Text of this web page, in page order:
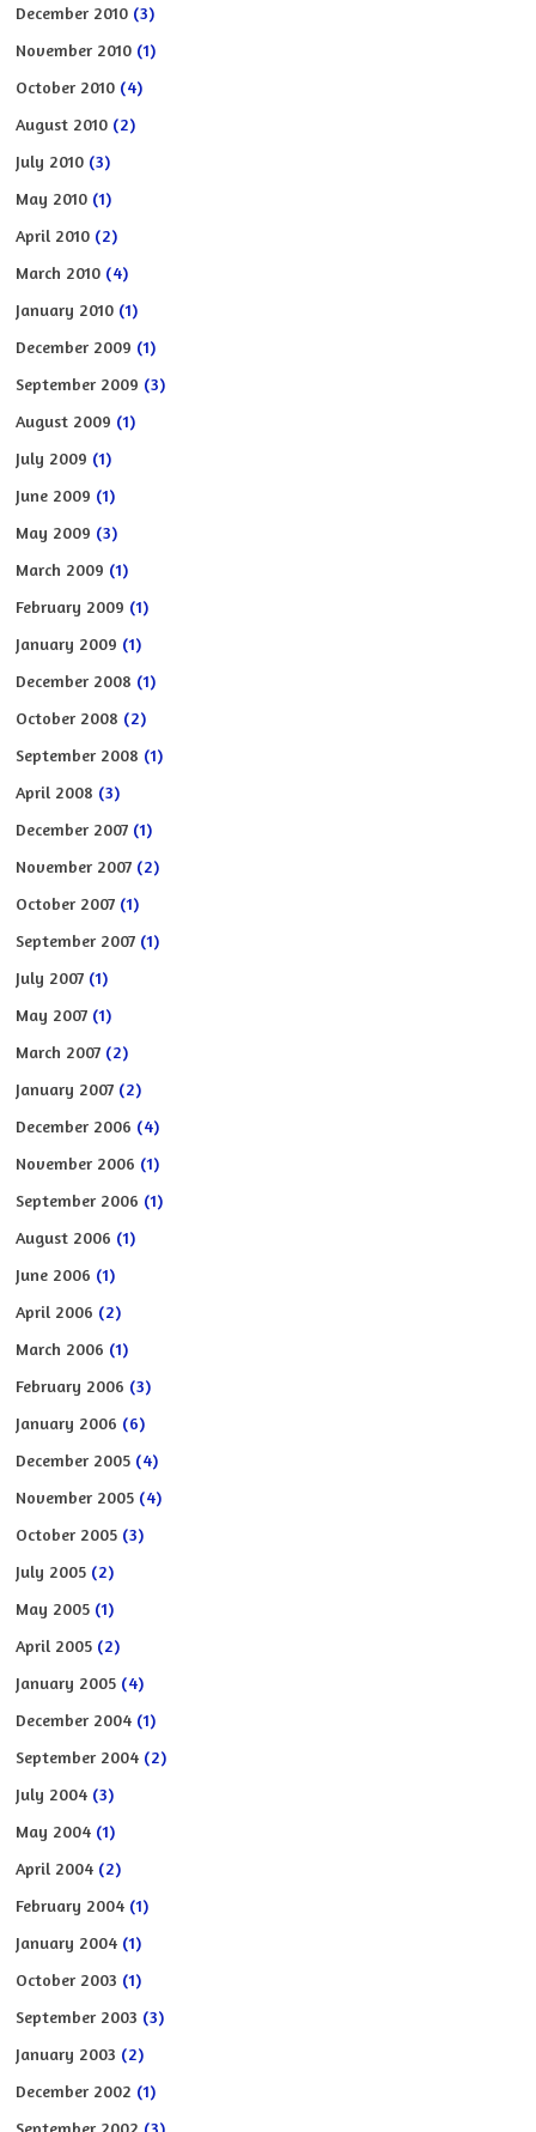
December 2010 (3)
November 2010 (1)
October 2010 (4)
August 2010 (2)
July 2010 (3)
May 2010 (1)
April 2010 (2)
March 2010 (4)
January 2010 (1)
December 2009 (1)
September 2009 (3)
August 2009 (1)
July 2009 (1)
June 2009 (1)
May 2009 (3)
March 2009 (1)
February 2009 (1)
January 2009 (1)
December 2008 (1)
October 2008 (2)
September 2008 (1)
April 2008 (3)
December 2007 (1)
November 2007 (2)
October 2007 (1)
September 2007 (1)
July 2007 (1)
May 2007 (1)
March 2007 (2)
January 2007 (2)
December 2006 (4)
November 2006 (1)
September 2006 (1)
August 2006 (1)
June 2006 (1)
April 2006 (2)
March 2006 (1)
February 2006 (3)
January 2006 (6)
December 2005 (4)
November 2005 (4)
October 2005 (3)
July 2005 (2)
May 2005 (1)
April 2005 (2)
January 2005 (4)
December 2004 (1)
September 2004 (2)
July 2004 (3)
May 2004 (1)
April 2004 (2)
February 2004 (1)
January 2004 (1)
October 2003 (1)
September 2003 (3)
January 2003 (2)
December 2002 (1)
September 2002 (3)